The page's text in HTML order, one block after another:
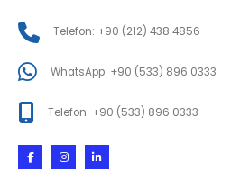
Telefon: +90 (212) 438 4856
WhatsApp: +90 (533) 896 0333
Telefon: +90 (533) 896 0333